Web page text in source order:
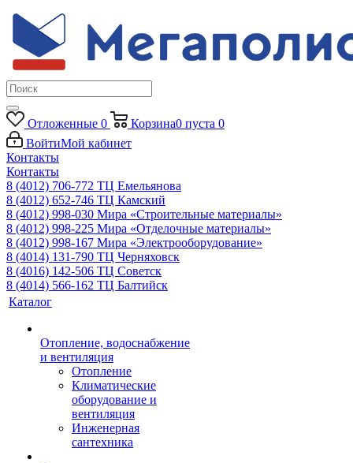
Отложенные 0 Корзина0 пуста 0
ВойтиМой кабинет
Контакты
Контакты
8 (4012) 706-772 ТЦ Емельянова
8 (4012) 652-746 ТЦ Камский
8 (4012) 998-030 Мира «Строительные материалы»
8 (4012) 998-225 Мира «Отделочные материалы»
8 (4012) 998-167 Мира «Электрооборудование»
8 (4014) 131-790 ТЦ Черняховск
8 (4016) 142-506 ТЦ Советск
8 (4014) 566-162 ТЦ Балтийск
Каталог
Отопление, водоснабжение
и вентиляция
Отопление
Климатические
оборудование и
вентиляция
Инженерная
сантехника